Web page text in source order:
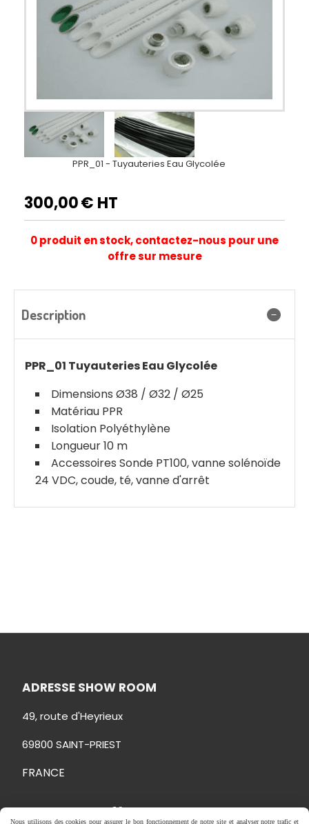
PPR_01 - Tuyauteries Eau Glycolée
300,00€ HT
0 produit en stock, contactez-nous pour une
offre sur mesure
Description
PPR_01 Tuyauteries Eau Glycolée
Dimensions Ø38 / Ø32 / Ø25
Matériau PPR
Isolation Polyéthylène
Longueur 10 m
Accessoires Sonde PT100, vanne solénoïde
24 VDC, coude, té, vanne d'arrêt
ADRESSE SHOW ROOM
49, route d'Heyrieux
69800 SAINT-PRIEST
FRANCE
Nous contacter
Nous utilisons des cookies pour assurer le bon fonctionnement de notre site et analyser notre trafic et